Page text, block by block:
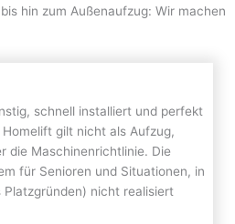
hin zum Außenaufzug: Wir machen
schnell installiert und perfekt
gilt nicht als Aufzug,
die Maschinenrichtlinie. Die
für Senioren und Situationen, in
nicht realisiert